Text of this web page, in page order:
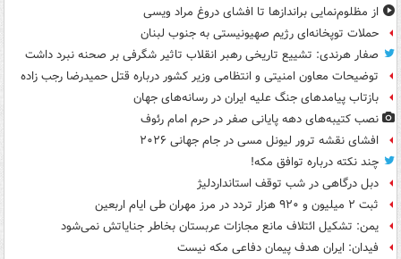
از مظلوم‌نمایی براندازها تا افشای دروغ مراد ویسی
حملات توپخانه‌ای رژیم صهیونیستی به جنوب لبنان
صفار هرندی: تشییع تاریخی رهبر انقلاب تاثیر شگرفی بر صحنه نبرد داشت
توضیحات معاون امنیتی و انتظامی وزیر کشور درباره قتل حمیدرضا رجب زاده
بازتاب پیامدهای جنگ علیه ایران در رسانه‌های جهان
نصب کتیبه‌های دهه پایانی صفر در حرم امام رئوف
افشای نقشه ترور لیونل مسی در جام جهانی ۲۰۲۶
چند نکته درباره توافق مکه!
دبل درگاهی در شب توقف استانداردلیژ
ثبت ۲ میلیون و ۹۲۰ هزار تردد در مرز مهران طی ایام اربعین
یمن: تشکیل ائتلاف مانع مجازات عربستان بخاطر جنایاتش نمی‌شود
فیدان: ایران هدف پیمان دفاعی مکه نیست